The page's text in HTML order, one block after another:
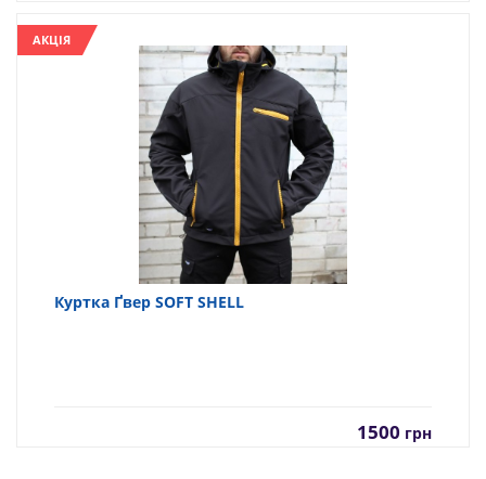
АКЦІЯ
Куртка Ґвер SOFT SHELL
1500 грн